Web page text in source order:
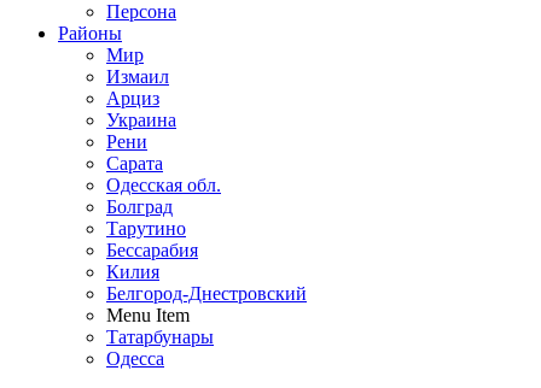
Персона
Районы
Мир
Измаил
Арциз
Украина
Рени
Сарата
Одесская обл.
Болград
Тарутино
Бессарабия
Килия
Белгород-Днестровский
Menu Item
Татарбунары
Одесса